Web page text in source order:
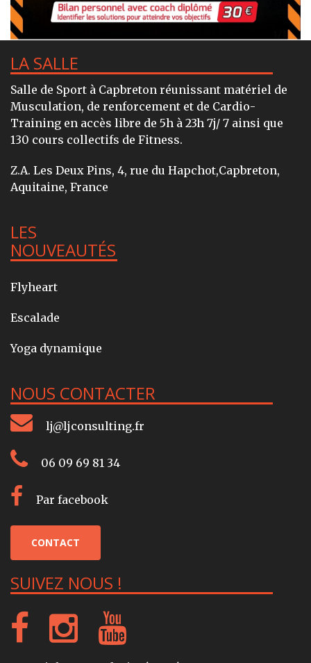
LA SALLE
Salle de Sport à Capbreton réunissant matériel de
Musculation, de renforcement et de Cardio-
Training en accès libre de 5h à 23h 7j/ 7 ainsi que
130 cours collectifs de Fitness.
Z.A. Les Deux Pins, 4, rue du Hapchot,Capbreton,
Aquitaine, France
LES
NOUVEAUTÉS
Flyheart
Escalade
Yoga dynamique
NOUS CONTACTER
lj@ljconsulting.fr
06 09 69 81 34
Par facebook
CONTACT
SUIVEZ NOUS !